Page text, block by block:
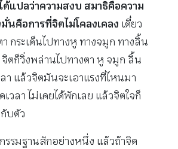
ด้แปลว่าความสงบ สมาธิคือความ
นคือการที่จิตไม่โคลงเคลง เดี๋ยว
า กระเด็นไปทางหู ทางจมูก ทางลิ้น
จิตก็วิ่งพล่านไปทางตา หู จมูก ลิ้น
า แล้วจิตมันจะเอาแรงที่ไหนมา
วลา ไม่เคยได้พักเลย แล้วจิตใจก็
บตัว
รรมฐานสักอย่างหนึ่ง แล้วถ้าจิต